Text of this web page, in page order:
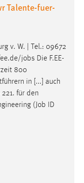
Talente-fuer-
v. W. | Tel.: 09672
jobs Die F.EE-
800
in [...] auch
für den
(Job ID